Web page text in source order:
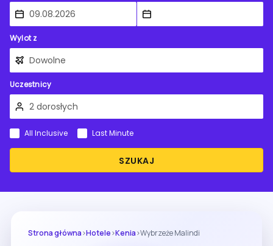
Wylot z
Uczestnicy
SZUKAJ
All Inclusive Last Minute
Strona główna›Hotele›Kenia›Wybrzeże Malindi